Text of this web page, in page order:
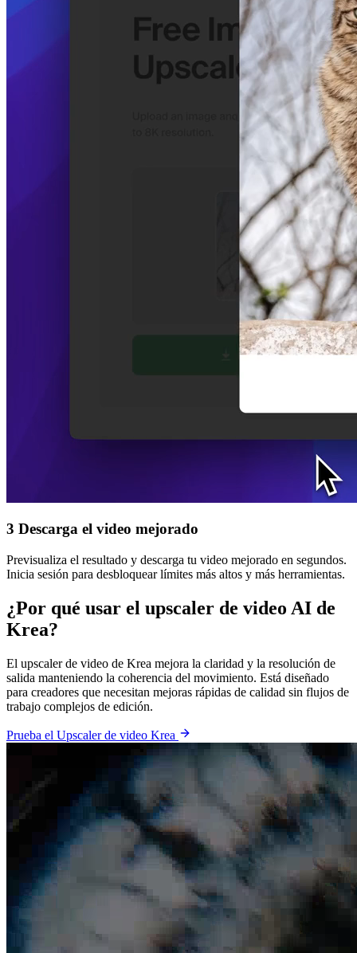
3 Descarga el video mejorado
Previsualiza el resultado y descarga tu video mejorado en segundos.
Inicia sesión para desbloquear límites más altos y más herramientas.
¿Por qué usar el upscaler de video AI de
Krea?
El upscaler de video de Krea mejora la claridad y la resolución de
salida manteniendo la coherencia del movimiento. Está diseñado
para creadores que necesitan mejoras rápidas de calidad sin flujos de
trabajo complejos de edición.
Prueba el Upscaler de video Krea